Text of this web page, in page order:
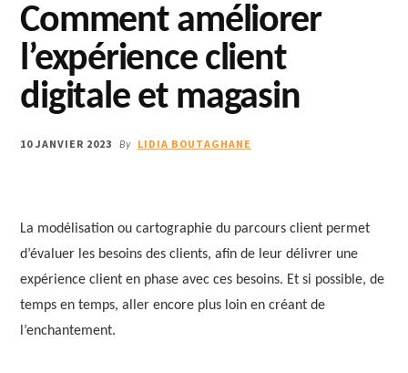
Comment améliorer
l’expérience client
digitale et magasin
10 JANVIER 2023 By LIDIA BOUTAGHANE
La modélisation ou cartographie du parcours client permet
d’évaluer les besoins des clients, afin de leur délivrer une
expérience client en phase avec ces besoins. Et si possible, de
temps en temps, aller encore plus loin en créant de
l’enchantement.